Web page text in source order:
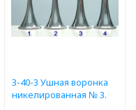
З-40-3 Ушная воронка
никелированная № 3.